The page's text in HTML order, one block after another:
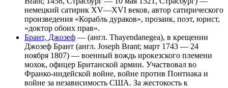
немецкий сатирик XV—XVI веков, автор сатирического
произведения «Корабль дураков», прозаик, поэт, юрист,
«доктор обоих прав».
Брант, Джозеф — (англ. Thayendanegea), в крещении
Джозеф Брант (англ. Joseph Brant; март 1743 — 24
ноября 1807) — военный вождь ирокезского племени
мохок, офицер Британской армии. Участвовал во
Франко-индейской войне, войне против Понтиака и
войне за независимость США. За жестокость к